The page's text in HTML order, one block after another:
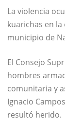
La violencia
kuarichas en
municipio de
El Consejo
hombres
comunitaria y
Ignacio
resultó herido.